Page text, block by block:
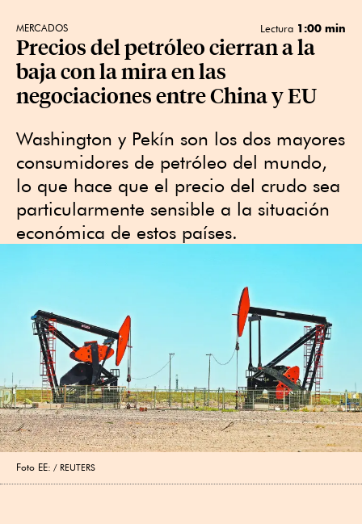
MERCADOS Lectura 1:00 min
Precios del petróleo cierran a la
baja con la mira en las
negociaciones entre China y EU
Washington y Pekín son los dos mayores
consumidores de petróleo del mundo,
lo que hace que el precio del crudo sea
particularmente sensible a la situación
económica de estos países.
Foto EE: REUTERS